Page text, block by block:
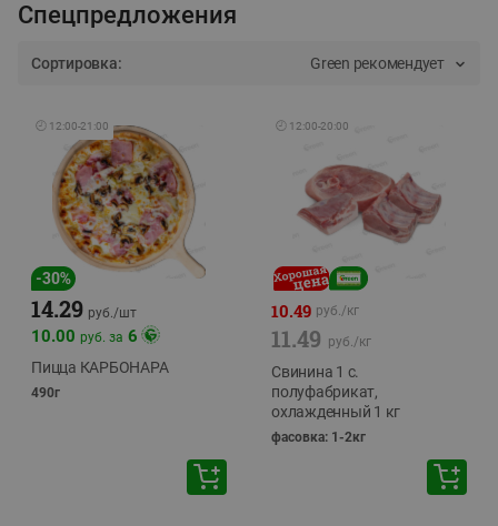
Спецпредложения
Сортировка: Green рекомендует
🕘 12:00-21:00
-30%
14.29 руб./шт
10.00 руб. за 6
Пицца КАРБОНАРА
490г
🕘 12:00-20:00
10.49 руб./кг
11.49 руб./кг
Свинина 1 с.
полуфабрикат,
охлажденный 1 кг
фасовка: 1-2кг